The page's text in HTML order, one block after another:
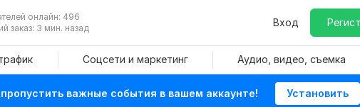
онлайн: 496
заказ: 3 мин. назад
Вход
Соцсети и маркетинг Аудио, видео, съемка
важные события в вашем аккаунте! Установить